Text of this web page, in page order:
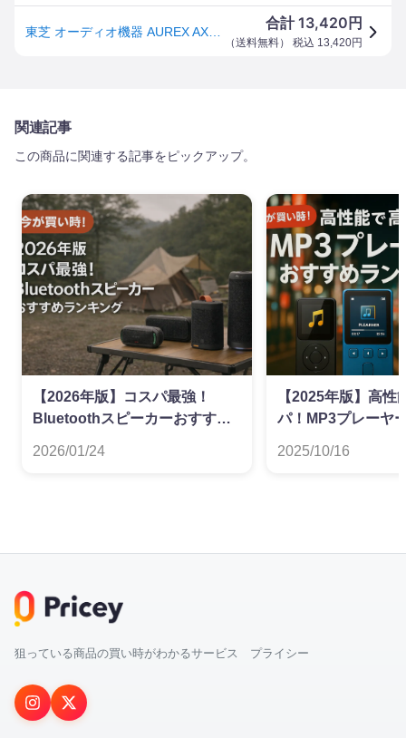
合計13,420 円
（送料無料） 税込 13,420円
関連記事
この商品に関連する記事をピックアップ。
【2026年版】コスパ最強！
Bluetoothスピーカーおすすめ
2026/01/24
【2025年版】高性
パ！MP3プレーヤ
2025/10/16
狙っている商品の買い時がわかるサービス プライシー